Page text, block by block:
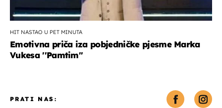
HIT NASTAO U PET MINUTA
Emotivna priča iza pobjedničke pjesme Marka
Vukesa ''Pamtim''
PRATI NAS: